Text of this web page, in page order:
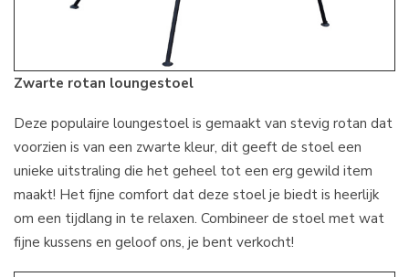
Zwarte rotan loungestoel
Deze populaire loungestoel is gemaakt van stevig rotan dat
voorzien is van een zwarte kleur, dit geeft de stoel een
unieke uitstraling die het geheel tot een erg gewild item
maakt! Het fijne comfort dat deze stoel je biedt is heerlijk
om een tijdlang in te relaxen. Combineer de stoel met wat
fijne kussens en geloof ons, je bent verkocht!